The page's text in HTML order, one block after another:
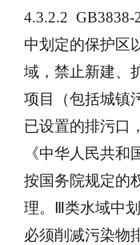
4.3.2.2 GB3838-
中划定的保护区
域，禁止新建、
项目（包括城镇
已设置的排污口
《中华人民共
按国务院规定的
理。Ⅲ类水域中
必须削减污染物